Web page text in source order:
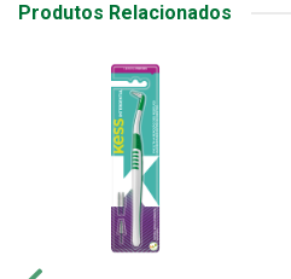
Produtos Relacionados